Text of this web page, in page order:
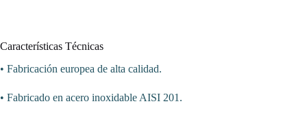
Kg
(950026100)
cantidad
Características Técnicas
• Fabricación europea de alta calidad.
• Fabricado en acero inoxidable AISI 201.